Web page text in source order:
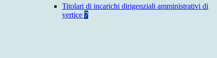
Titolari di incarichi dirigenziali amministrativi di
vertice 7